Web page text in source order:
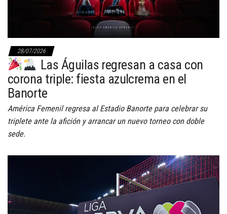
28/07/2026
Las Águilas regresan a casa con
corona triple: fiesta azulcrema en el
Banorte
América Femenil regresa al Estadio Banorte para celebrar su
triplete ante la afición y arrancar un nuevo torneo con doble
sede.